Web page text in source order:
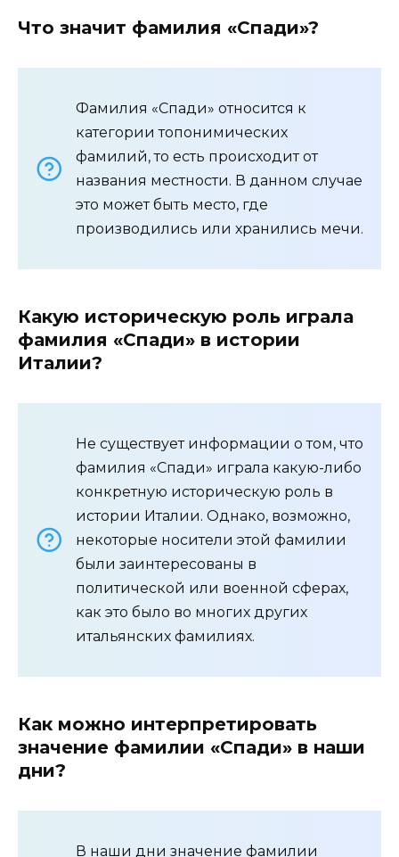
Что значит фамилия «Спади»?
Фамилия «Спади» относится к
категории топонимических
фамилий, то есть происходит от
названия местности. В данном случае
это может быть место, где
производились или хранились мечи.
Какую историческую роль играла
фамилия «Спади» в истории
Италии?
Не существует информации о том, что
фамилия «Спади» играла какую-либо
конкретную историческую роль в
истории Италии. Однако, возможно,
некоторые носители этой фамилии
были заинтересованы в
политической или военной сферах,
как это было во многих других
итальянских фамилиях.
Как можно интерпретировать
значение фамилии «Спади» в наши
дни?
В наши дни значение фамилии